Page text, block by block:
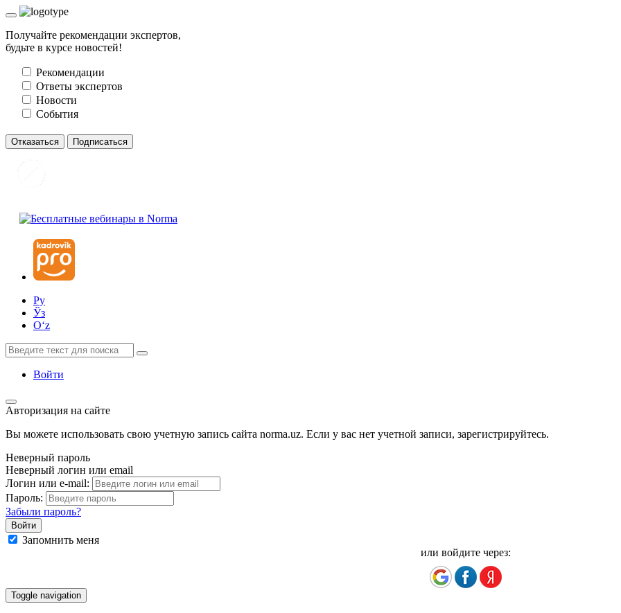
Получайте рекомендации экспертов,
будьте в курсе новостей!
Рекомендации
Ответы экспертов
Новости
События
Отказаться Подписаться
Ру
Ўз
Oʻz
Войти
Авторизация на сайте
Вы можете использовать свою учетную запись сайта norma.uz. Если у вас нет учетной записи, зарегистрируйтесь.
Неверный пароль
Неверный логин или email
Логин или e-mail:
Пароль:
Забыли пароль?
Запомнить меня
или войдите через:
Toggle navigation